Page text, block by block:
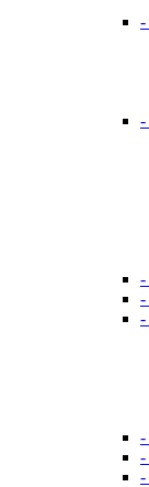
-
-
-
-
-
-
-
-